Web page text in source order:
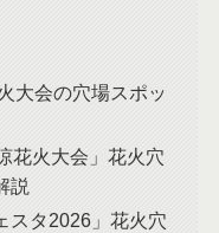
大会の穴場スポッ
花火大会」花火穴
説
スタ2026」花火穴